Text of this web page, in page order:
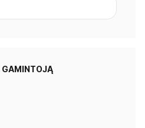
GAMINTOJĄ